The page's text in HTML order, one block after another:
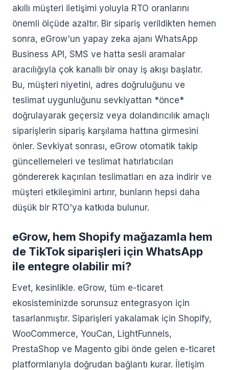
akıllı müşteri iletişimi yoluyla RTO oranlarını
önemli ölçüde azaltır. Bir sipariş verildikten hemen
sonra, eGrow'un yapay zeka ajanı WhatsApp
Business API, SMS ve hatta sesli aramalar
aracılığıyla çok kanallı bir onay iş akışı başlatır.
Bu, müşteri niyetini, adres doğruluğunu ve
teslimat uygunluğunu sevkiyattan *önce*
doğrulayarak geçersiz veya dolandırıcılık amaçlı
siparişlerin sipariş karşılama hattına girmesini
önler. Sevkiyat sonrası, eGrow otomatik takip
güncellemeleri ve teslimat hatırlatıcıları
göndererek kaçırılan teslimatları en aza indirir ve
müşteri etkileşimini artırır, bunların hepsi daha
düşük bir RTO'ya katkıda bulunur.
eGrow, hem Shopify mağazamla hem
de TikTok siparişleri için WhatsApp
ile entegre olabilir mi?
Evet, kesinlikle. eGrow, tüm e-ticaret
ekosisteminizde sorunsuz entegrasyon için
tasarlanmıştır. Siparişleri yakalamak için Shopify,
WooCommerce, YouCan, LightFunnels,
PrestaShop ve Magento gibi önde gelen e-ticaret
platformlarıyla doğrudan bağlantı kurar. İletişim